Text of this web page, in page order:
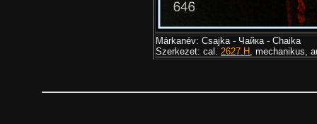
Márkanév: Csajka - Чайка - Chaika
Szerkezet: cal. 2627.H, mechanikus,